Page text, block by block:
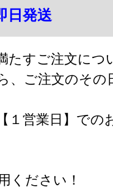
日発送
すご注文につ
、ご注文のそ
１営業日】での
ください！